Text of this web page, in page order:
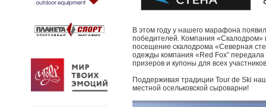
В этом году у нашего марафона
победителей. Компания «Скалодром»
посещение скалодрома «Северная
одежды компания «Red Fox”
призеров и купоны для всех
Поддерживая традиции Tour de Ski
местной осельковской сыроварни!